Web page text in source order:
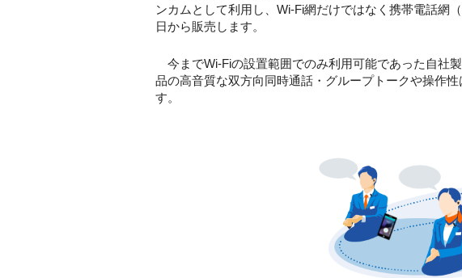
ンカムとして利用し、Wi-Fi網だけではなく携帯電話網
日から販売します。
今までWi-Fiの設置範囲でのみ利用可能であった自社
品の高音質な双方向同時通話・グループトークや操作
す。